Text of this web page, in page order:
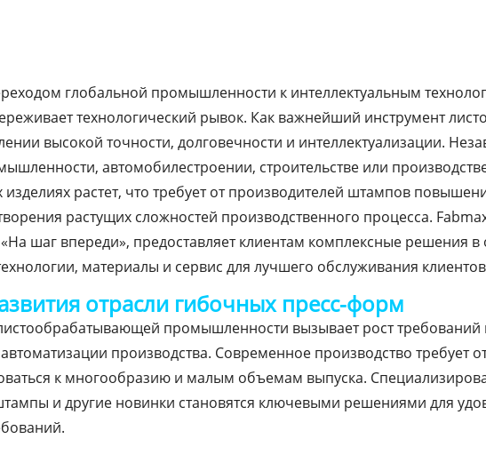
глобальной промышленности к интеллектуальным
технологический рывок. Как важнейший инструмент
высокой точности, долговечности и интеллектуализации.
автомобилестроении, строительстве или
растет, что требует от производителей штампов
растущих сложностей производственного процесса.
шаг впереди», предоставляет клиентам комплексные решения
материалы и сервис для лучшего обслуживания
отрасли гибочных пресс-форм
промышленности вызывает рост
производства. Современное производство требует
к многообразию и малым объемам выпуска.
и другие новинки становятся ключевыми решениями для